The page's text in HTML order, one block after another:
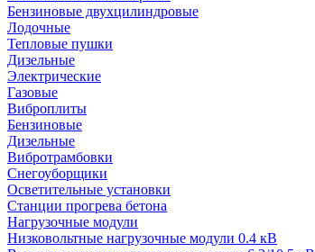
Бензиновые двухцилиндровые
Лодочные
Тепловые пушки
Дизельные
Электрические
Газовые
Виброплиты
Бензиновые
Дизельные
Вибротрамбовки
Снегоуборщики
Осветительные установки
Станции прогрева бетона
Нагрузочные модули
Низковольтные нагрузочные модули 0.4 кВ